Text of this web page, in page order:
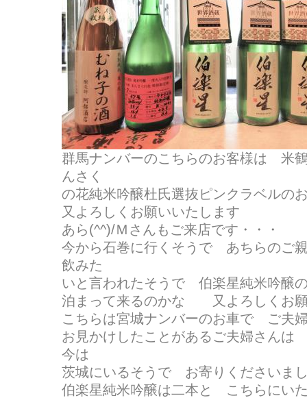
群馬ナンバーのこちらのお客様は 米
んさく
の花純米吟醸杜氏選抜ピンクラベルの
又よろしくお願いいたします
あら(^^)/Ｍさんもご来店です・・・
今から石巻に行くそうで あちらのご
飲みた
いと言われたそうで 伯楽星純米吟醸
泊まって来るのかな 又よろしくお願
こちらは宮城ナンバーのお車で ご夫
お見かけしたことがあるご夫婦さん
今は
茨城にいるそうで お寄りくださいま
伯楽星純米吟醸は二本と こちらにい